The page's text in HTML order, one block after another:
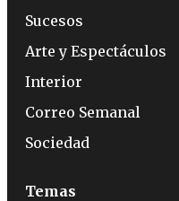
Sucesos
Arte y Espectáculos
Interior
Correo Semanal
Sociedad
Temas